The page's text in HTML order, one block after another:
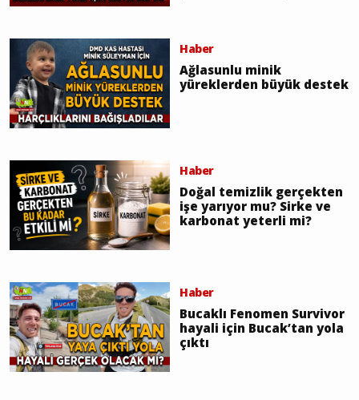
Haber
Ağlasunlu minik
yüreklerden büyük destek
Haber
Doğal temizlik gerçekten
işe yarıyor mu? Sirke ve
karbonat yeterli mi?
Haber
Bucaklı Fenomen Survivor
hayali için Bucak’tan yola
çıktı